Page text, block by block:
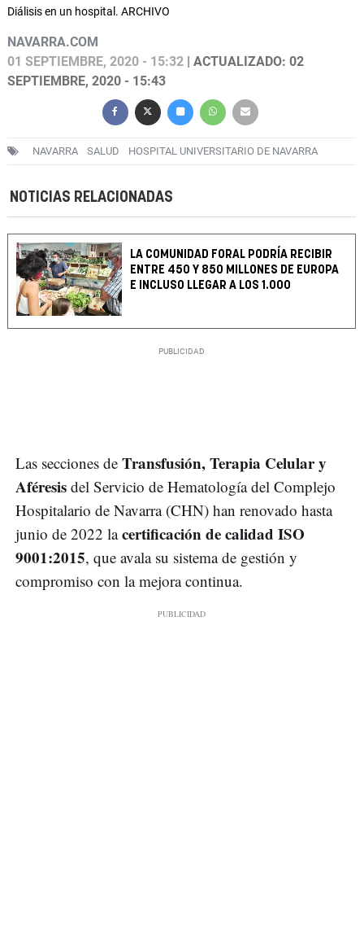
Diálisis en un hospital. ARCHIVO
NAVARRA.COM
01 SEPTIEMBRE, 2020 - 15:32 | ACTUALIZADO: 02
SEPTIEMBRE, 2020 - 15:43
NAVARRA SALUD HOSPITAL UNIVERSITARIO DE NAVARRA
NOTICIAS RELACIONADAS
LA COMUNIDAD FORAL PODRÍA RECIBIR
ENTRE 450 Y 850 MILLONES DE EUROPA
E INCLUSO LLEGAR A LOS 1.000
Las secciones de Transfusión, Terapia Celular y
Aféresis del Servicio de Hematología del Complejo
Hospitalario de Navarra (CHN) han renovado hasta
junio de 2022 lacertificación de calidad ISO
9001:2015, que avala su sistema de gestión y
compromiso con la mejora continua.